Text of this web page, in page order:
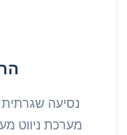
נסיעה שגרתית
מערכת ניווט